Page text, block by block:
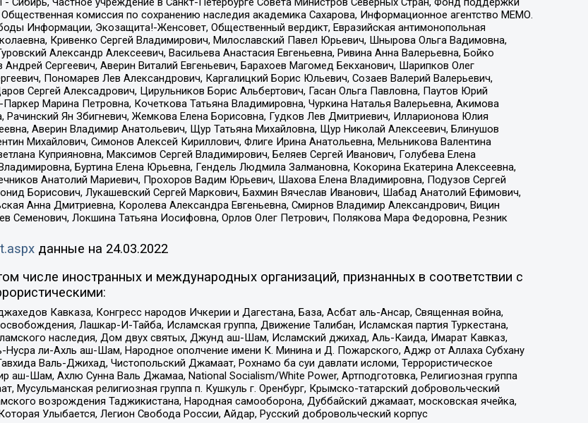
комиссия по сохранению наследия академика Сахарова, Информационное агентство МЕМО.
Информации, Экозащита!-Женсовет, Общественный вердикт, Евразийская антимонопольная
Кривенко Сергей Владимирович, Милославский Павел Юрьевич, Шнырова Ольга Вадимовна,
Александр Алексеевич, Васильева Анастасия Евгеньевна, Ривина Анна Валерьевна, Бойко
Сергеевич, Аверин Виталий Евгеньевич, Барахоев Магомед Бекханович, Шарипков Олег
Пономарев Лев Александрович, Каргалицкий Борис Юльевич, Созаев Валерий Валерьевич,
Сергей Алексадрович, Цирульников Борис Альбертович, Гасан Ольга Павловна, Паутов Юрий
Марина Петровна, Кочеткова Татьяна Владимировна, Чуркина Наталья Валерьевна, Акимова
Рачинский Ян Збигневич, Жемкова Елена Борисовна, Гудков Лев Дмитриевич, Илларионова Юлия
Аверин Владимир Анатольевич, Щур Татьяна Михайловна, Щур Николай Алексеевич, Блинушов
Михайлович, Симонов Алексей Кириллович, Флиге Ирина Анатольевна, Мельникова Валентина
Куприяновна, Максимов Сергей Владимирович, Беляев Сергей Иванович, Голубева Елена
Буртина Елена Юрьевна, Гендель Людмила Залмановна, Кокорина Екатерина Алексеевна,
Анатолий Мариевич, Прохоров Вадим Юрьевич, Шахова Елена Владимировна, Подузов Сергей
Борисович, Лукашевский Сергей Маркович, Бахмин Вячеслав Иванович, Шабад Анатолий Ефимович,
Анна Дмитриевна, Королева Александра Евгеньевна, Смирнов Владимир Александрович, Вицин
Семенович, Локшина Татьяна Иосифовна, Орлов Олег Петрович, Полякова Мара Федоровна, Резник
данные на 24.03.2022
числе иностранных и международных организаций, признанных в соответствии с
Кавказа, Конгресс народов Ичкерии и Дагестана, База, Асбат аль-Ансар, Священная война,
Лашкар-И-Тайба, Исламская группа, Движение Талибан, Исламская партия Туркестана,
наследия, Дом двух святых, Джунд аш-Шам, Исламский джихад, Аль-Каида, Имарат Кавказ,
ли-Ахль аш-Шам, Народное ополчение имени К. Минина и Д. Пожарского, Аджр от Аллаха Субхану
Валь-Джихад, Чистопольский Джамаат, Рохнамо ба суи давлати исломи, Террористическое
аш-Шам, Ахлю Сунна Валь Джамаа, National Socialism/White Power, Артподготовка, Религиозная группа
Мусульманская религиозная группа п. Кушкуль г. Оренбург, Крымско-татарский добровольческий
возрождения Таджикистана, Народная самооборона, Дуббайский джамаат, московская ячейка,
Улыбается, Легион Свобода России, Айдар, Русский добровольческий корпус